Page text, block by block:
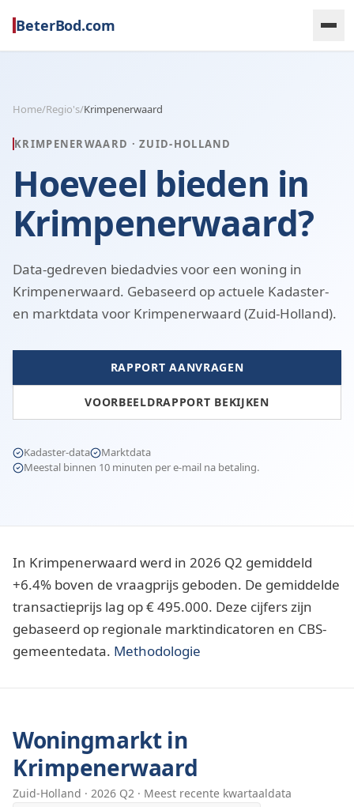
BeterBod.com
Home/Regio's/Krimpenerwaard
KRIMPENERWAARD ·ZUID-HOLLAND
Hoeveel bieden in
Krimpenerwaard?
Data-gedreven biedadvies voor een woning in
Krimpenerwaard. Gebaseerd op actuele Kadaster-
en marktdata voor Krimpenerwaard (Zuid-Holland).
RAPPORT AANVRAGEN
VOORBEELDRAPPORT BEKIJKEN
Kadaster-data
Marktdata
Meestal binnen 10 minuten per e-mail na betaling.
In Krimpenerwaard werd in 2026 Q2 gemiddeld
+6.4% boven de vraagprijs geboden. De gemiddelde
transactieprijs lag op € 495.000. Deze cijfers zijn
gebaseerd op regionale marktindicatoren en CBS-
gemeentedata. Methodologie
Woningmarkt in
Krimpenerwaard
Zuid-Holland · 2026 Q2 · Meest recente kwartaaldata